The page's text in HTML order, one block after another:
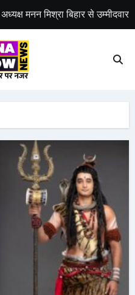
मनन मिश्रा बिहार से उम्मीदवार
बंद को समर्थन